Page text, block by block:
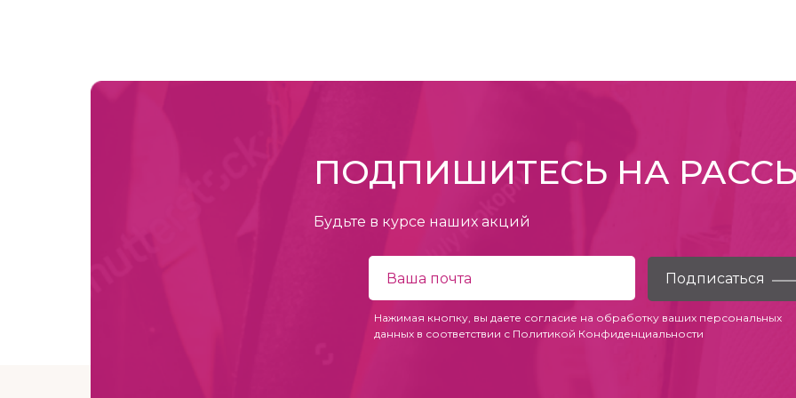
ПОДПИШИТЕСЬ НА
Будьте в курсе наших акций
Нажимая кнопку, вы даете согласие на обработку ваших персональных
данных в соответствии с Политикой Конфиденциальности